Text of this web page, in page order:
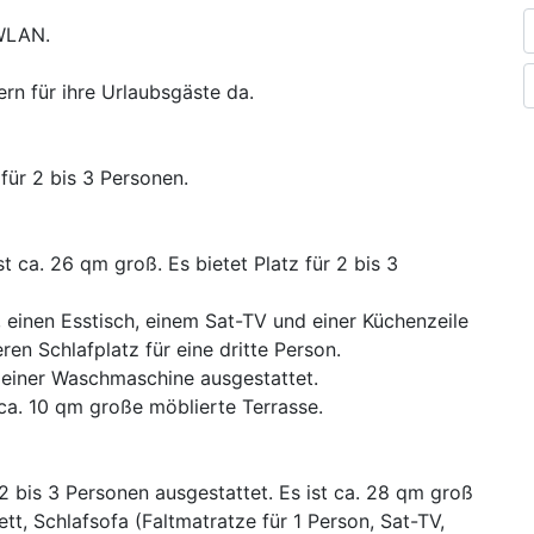
für ihre Urlaubsgäste da.
2 bis 3 Personen.
ca. 26 qm groß. Es bietet Platz für 2 bis 3
Esstisch, einem Sat-TV und einer Küchenzeile
Schlafplatz für eine dritte Person.
Waschmaschine ausgestattet.
10 qm große möblierte Terrasse.
3 Personen ausgestattet. Es ist ca. 28 qm groß
Schlafsofa (Faltmatratze für 1 Person, Sat-TV,